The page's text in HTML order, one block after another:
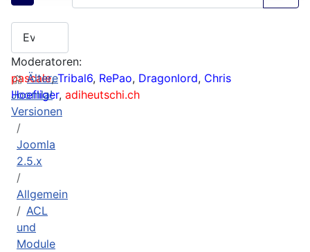
Moderatoren:
pascale,Tribal6, RePao, Dragonlord, Chris
Hoefliger, adiheutschi.ch
Ältere
Joomla!
Versionen
Joomla
2.5.x
Allgemein
ACL
und
Module